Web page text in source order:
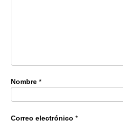
Nombre *
Correo electrónico *